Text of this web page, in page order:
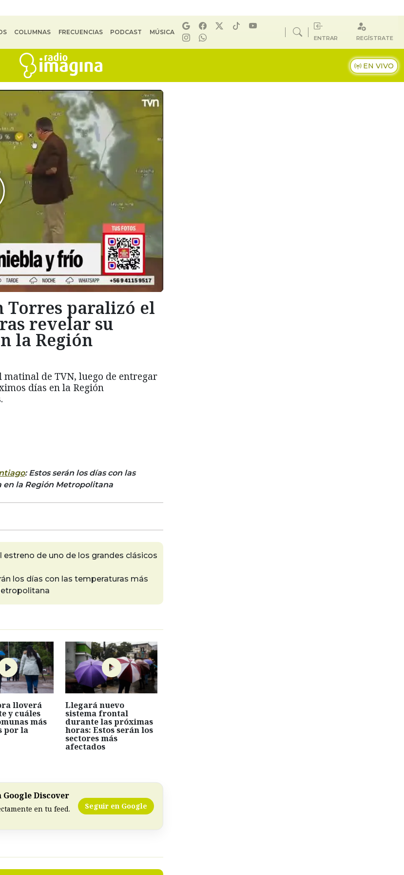
COLUMNAS FRECUENCIAS PODCAST MÚSICA
ENTRAR REGÍSTRATE
EN VIVO
Torres paralizó el
revelar su
la Región
de TVN, luego de entregar
días en la Región
: Estos serán los días con las
en la Región Metropolitana
estreno de uno de los grandes clásicos
los días con las temperaturas más
lloverá
y cuáles
más
por la
Llegará nuevo
sistema frontal
durante las próximas
horas: Estos serán los
sectores más
afectados
Discover
en tu feed. Seguir en Google